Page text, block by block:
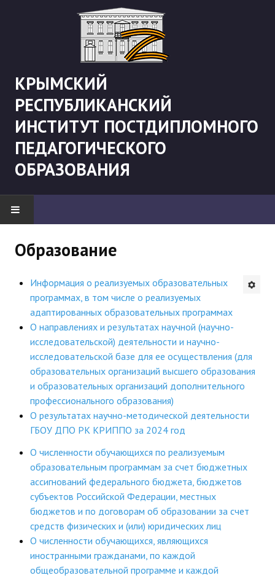
КРЫМСКИЙ
РЕСПУБЛИКАНСКИЙ
ИНСТИТУТ ПОСТДИПЛОМНОГО
ПЕДАГОГИЧЕСКОГО
ОБРАЗОВАНИЯ
АНОНСЫ
Противодействие коррупции
В ПОМОЩЬ УЧИТЕЛЮ
Организация УВП
ГИА
Карта ГИА РК
Советуем прочитать
Готовимся к новому учебному году 2026-2027
Образование
Информация о реализуемых образовательных
программах, в том числе о реализуемых
адаптированных образовательных программах
О направлениях и результатах научной (научно-
исследовательской) деятельности и научно-
исследовательской базе для ее осуществления (для
образовательных организаций высшего образования
и образовательных организаций дополнительного
профессионального образования)
О результатах научно-методической деятельности
ГБОУ ДПО РК КРИППО за 2024 год
О численности обучающихся по реализуемым
образовательным программам за счет бюджетных
ассигнований федерального бюджета, бюджетов
субъектов Российской Федерации, местных
бюджетов и по договорам об образовании за счет
средств физических и (или) юридических лиц
О численности обучающихся, являющихся
иностранными гражданами, по каждой
общеобразовательной программе и каждой